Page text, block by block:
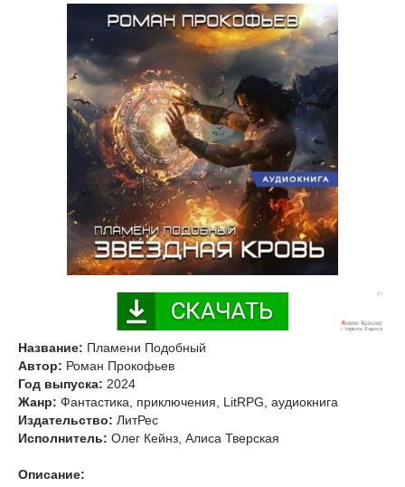
Название: Пламени Подобный
Автор: Роман Прокофьев
Год выпуска: 2024
Жанр: Фантастика, приключения, LitRPG, аудиокнига
Издательство: ЛитРес
Исполнитель: Олег Кейнз, Алиса Тверская
Описание: